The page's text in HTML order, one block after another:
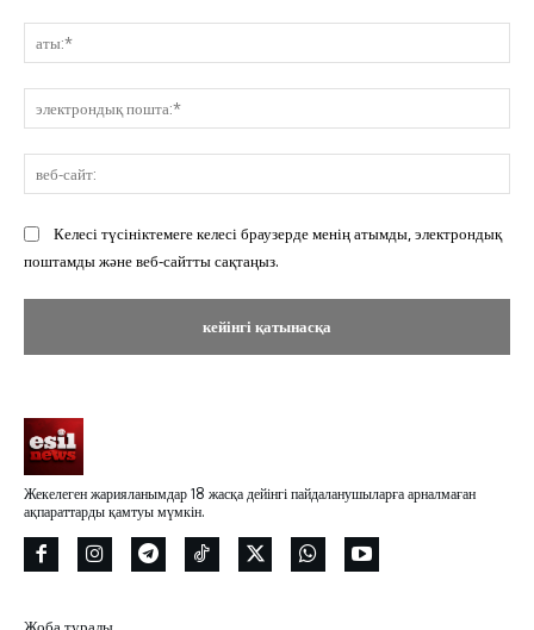
Келесі түсініктемеге келесі браузерде менің атымды, электрондық
поштамды және веб-сайтты сақтаңыз.
Жекелеген жарияланымдар 18 жасқа дейінгі пайдаланушыларға арналмаған
ақпараттарды қамтуы мүмкін.
Жоба туралы